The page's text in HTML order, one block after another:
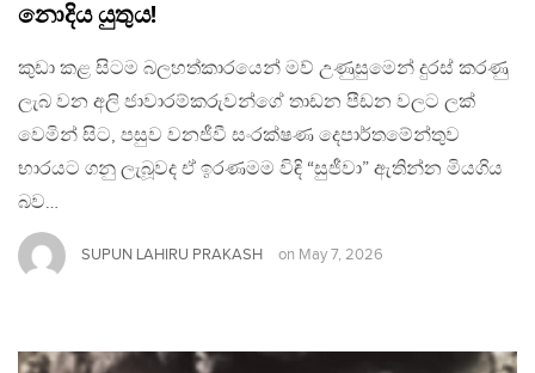
නොදිය යුතුය!
කුඩා කළ සිටම බලහත්කාරයෙන් මව් උණුසුමෙන් දුරස් කරණු
ලැබ වන අලි ජාවාරම්කරුවන්ගේ තාඩන පීඩන වලට ලක්
වෙමින් සිට, පසුව වනජීවී සංරක්ෂණ දෙපාර්තමේන්තුව
භාරයට ගනු ලැබූවද ඒ ඉරණමම විඳි “සුජීවා” ඇතින්න මියගිය
බව…
SUPUN LAHIRU PRAKASH on May 7, 2026